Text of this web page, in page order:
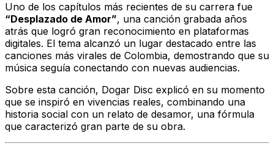
Uno de los capítulos más recientes de su carrera fue
“Desplazado de Amor”, una canción grabada años
atrás que logró gran reconocimiento en plataformas
digitales. El tema alcanzó un lugar destacado entre las
canciones más virales de Colombia, demostrando que su
música seguía conectando con nuevas audiencias.
Sobre esta canción, Dogar Disc explicó en su momento
que se inspiró en vivencias reales, combinando una
historia social con un relato de desamor, una fórmula
que caracterizó gran parte de su obra.